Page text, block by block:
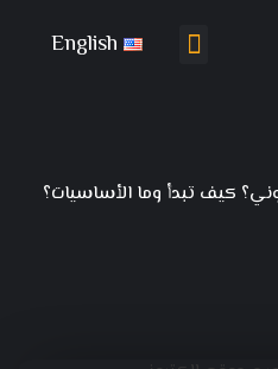
English
كيف تبدأ وما الأساسيات؟